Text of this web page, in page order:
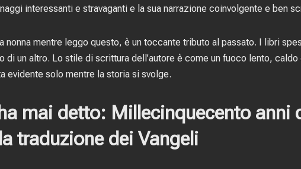
interessanti e stravaganti e la sua narrazione coinvolgente e ben
nonna mentre leggo questo, è un toccante tributo al passato. I libri
un altro. Lo stile di scrittura dell’autore è come un fuoco lento, caldo
evidente solo mentre la storia si svolge.
mai detto: Millecinquecento anni
traduzione dei Vangeli